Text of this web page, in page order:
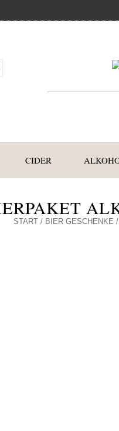
CIDER
START / BIER GESCHENKE